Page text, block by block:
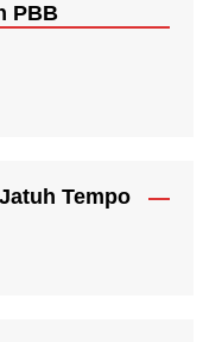
PBB
Tempo